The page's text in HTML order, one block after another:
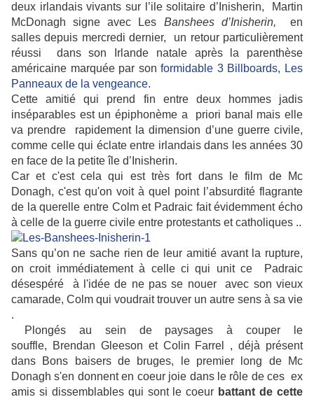
deux irlandais vivants sur l’ile solitaire d’Inisherin, Martin
McDonagh signe avec Les Banshees d’Inisherin,en
salles depuis mercredi dernier, un retour particulièrement
réussi dans son Irlande natale après la parenthèse
américaine marquée par son formidable 3 Billboards, Les
Panneaux de la vengeance.
Cette amitié qui prend fin entre deux hommes jadis
inséparables est un épiphonème a priori banal mais elle
va prendre rapidement la dimension d’une guerre civile,
comme celle qui éclate entre irlandais dans les années 30
en face de la petite île d’Inisherin.
Car et c'est cela qui est très fort dans le film de Mc
Donagh, c'est qu'on voit à quel point l’absurdité flagrante
de la querelle entre Colm et Padraic fait évidemment écho
à celle de la guerre civile entre protestants et catholiques ..
Sans qu’on ne sache rien de leur amitié avant la rupture,
on croit immédiatement à celle ci qui unit ce Padraic
désespéré à l'idée de ne pas se nouer avec son vieux
camarade, Colm qui voudrait trouver un autre sens à sa vie
.
Plongés au sein de paysages à couper le
souffle, Brendan Gleeson et Colin Farrel , déjà présent
dans Bons baisers de bruges, le premier long de Mc
Donagh s'en donnent en coeur joie dans le rôle de ces ex
amis si dissemblables qui sont le coeur battant de cette